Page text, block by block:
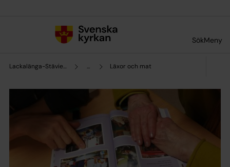
SökMeny
Lackalänga-Stävie församling ... Läxor och mat